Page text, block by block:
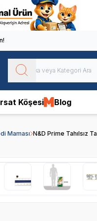
Köşesi Blog
Maması N&D Prime Tahılsız